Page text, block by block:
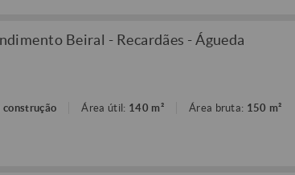
Beiral - Recardães - Águeda
construção Área útil: 140 m² Área bruta: 150 m²